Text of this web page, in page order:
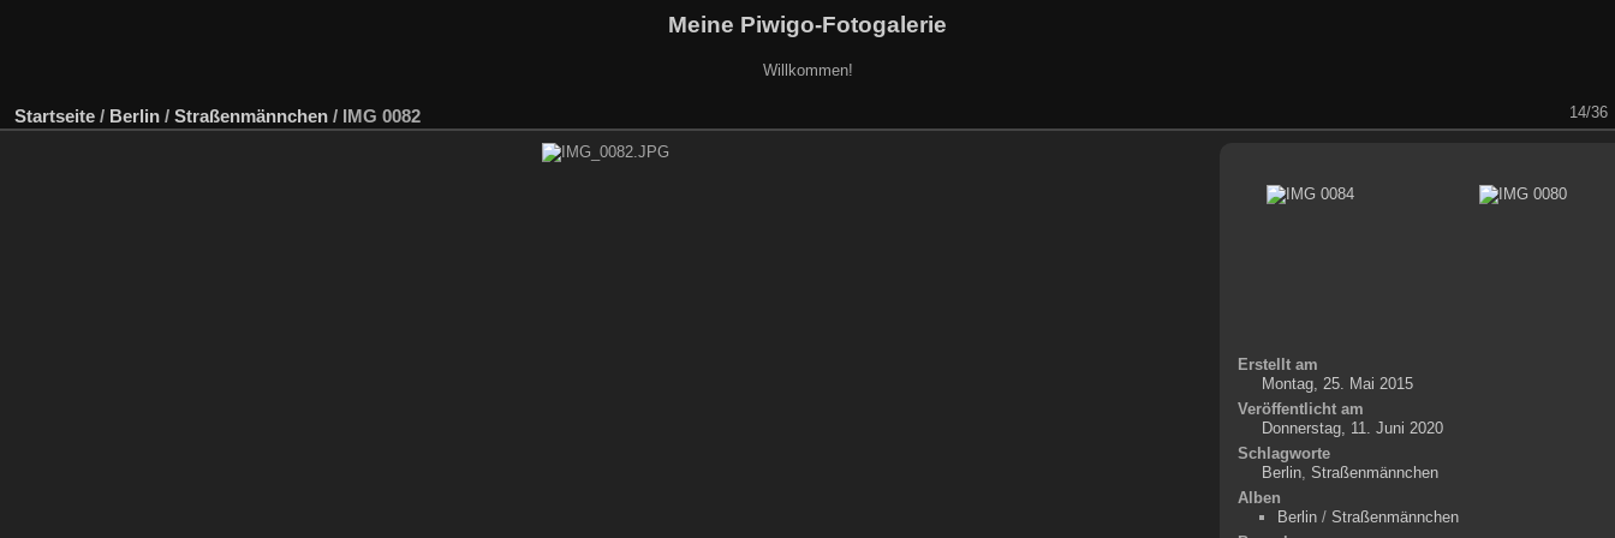
Meine Piwigo-Fotogalerie
Willkommen!
Startseite / Berlin / Straßenmännchen / IMG 0082 14/36
Erstellt am
Montag, 25. Mai 2015
Veröffentlicht am
Donnerstag, 11. Juni 2020
Schlagworte
Berlin, Straßenmännchen
Alben
Berlin/ Straßenmännchen